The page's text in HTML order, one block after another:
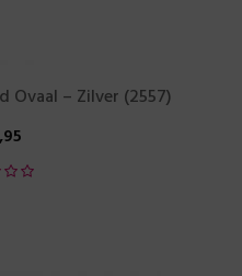
Ovaal – Zilver (2557)